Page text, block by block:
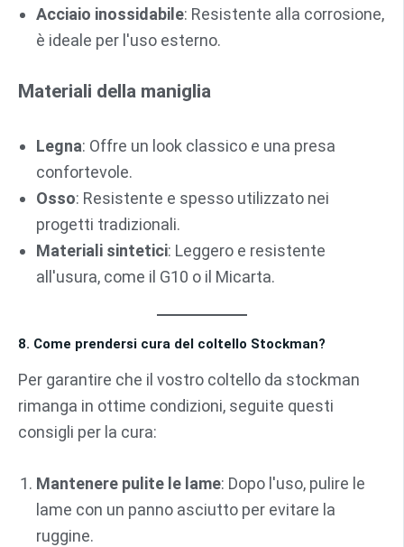
Acciaio inossidabile: Resistente alla corrosione,
è ideale per l'uso esterno.
Materiali della maniglia
Legna: Offre un look classico e una presa
confortevole.
Osso: Resistente e spesso utilizzato nei
progetti tradizionali.
Materiali sintetici: Leggero e resistente
all'usura, come il G10 o il Micarta.
8. Come prendersi cura del coltello Stockman?
Per garantire che il vostro coltello da stockman
rimanga in ottime condizioni, seguite questi
consigli per la cura:
Mantenere pulite le lame: Dopo l'uso, pulire le
lame con un panno asciutto per evitare la
ruggine.